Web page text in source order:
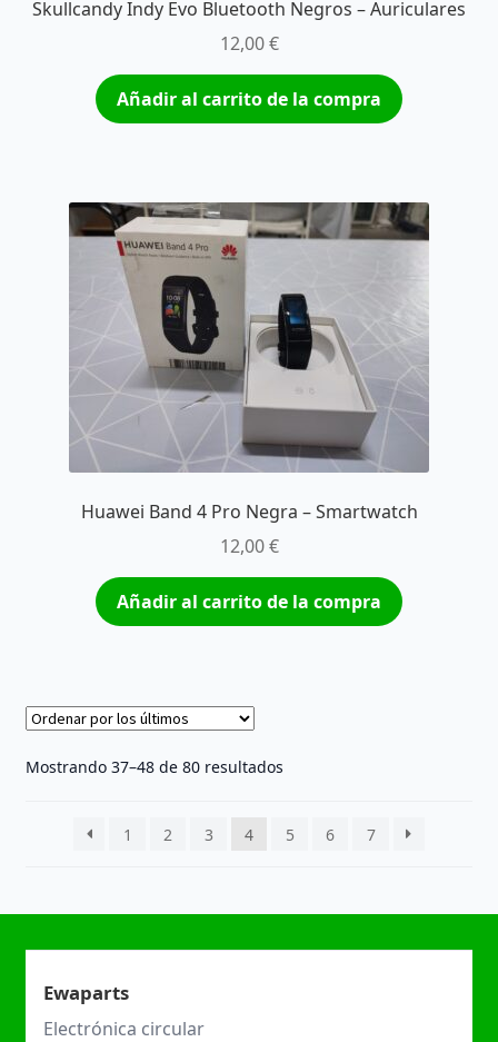
Skullcandy Indy Evo Bluetooth Negros – Auriculares
12,00€
Añadir al carrito de la compra
Huawei Band 4 Pro Negra – Smartwatch
12,00€
Añadir al carrito de la compra
Mostrando 37–48 de 80 resultadosOrdenado
últimos
1 2 3 4 5 6 7
Ewaparts
Electrónica circular